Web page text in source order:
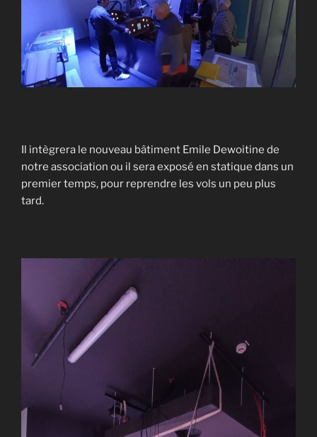
Il intègrera le nouveau bâtiment Emile Dewoitine de
notre association ou il sera exposé en statique dans un
premier temps, pour reprendre les vols un peu plus
tard.